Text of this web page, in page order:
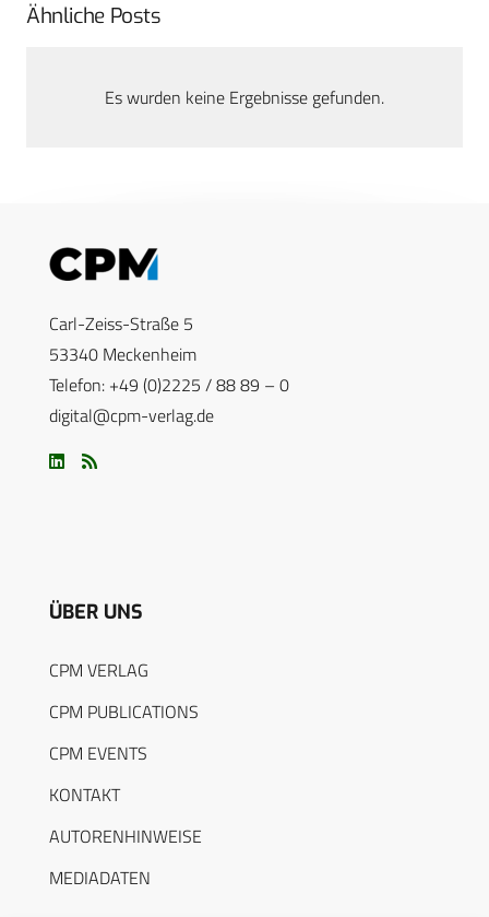
Ähnliche Posts
Es wurden keine Ergebnisse gefunden.
Carl-Zeiss-Straße 5
53340 Meckenheim
Telefon: +49 (0)2225 / 88 89 – 0
digital@cpm-verlag.de
ÜBER UNS
CPM VERLAG
CPM PUBLICATIONS
CPM EVENTS
KONTAKT
AUTORENHINWEISE
MEDIADATEN